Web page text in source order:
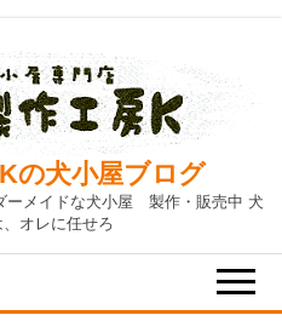
の犬小屋ブログ
ーメイドな犬小屋 製作・販売中 犬
オレに任せろ